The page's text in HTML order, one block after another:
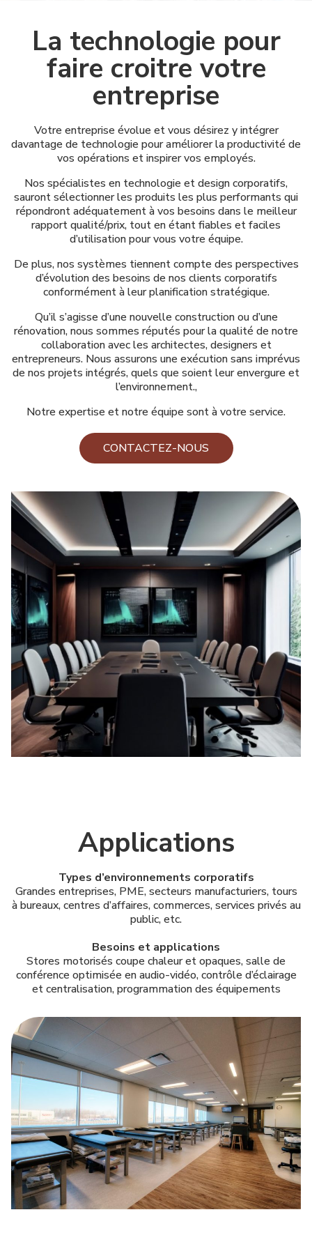
La technologie pour
faire croitre votre
entreprise
Votre entreprise évolue et vous désirez y intégrer
davantage de technologie pour améliorer la productivité de
vos opérations et inspirer vos employés.
Nos spécialistes en technologie et design corporatifs,
sauront sélectionner les produits les plus performants qui
répondront adéquatement à vos besoins dans le meilleur
rapport qualité/prix, tout en étant fiables et faciles
d’utilisation pour vous votre équipe.
De plus, nos systèmes tiennent compte des perspectives
d’évolution des besoins de nos clients corporatifs
conformément à leur planification stratégique.
Qu’il s’agisse d’une nouvelle construction ou d’une
rénovation, nous sommes réputés pour la qualité de notre
collaboration avec les architectes, designers et
entrepreneurs. Nous assurons une exécution sans imprévus
de nos projets intégrés, quels que soient leur envergure et
l’environnement.,
Notre expertise et notre équipe sont à votre service.
CONTACTEZ-NOUS
Applications
Types d’environnements corporatifs
Grandes entreprises, PME, secteurs manufacturiers, tours
à bureaux, centres d’affaires, commerces, services privés au
public, etc.
Besoins et applications
Stores motorisés coupe chaleur et opaques, salle de
conférence optimisée en audio-vidéo, contrôle d’éclairage
et centralisation, programmation des équipements